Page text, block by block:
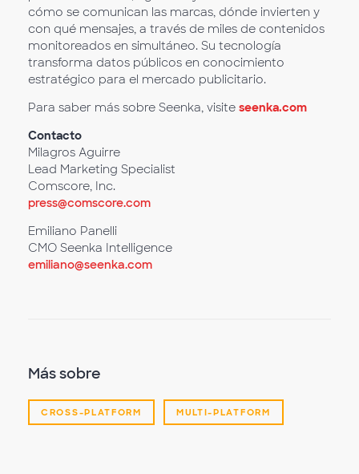
cómo se comunican las marcas, dónde invierten y
con qué mensajes, a través de miles de contenidos
monitoreados en simultáneo. Su tecnología
transforma datos públicos en conocimiento
estratégico para el mercado publicitario.
Para saber más sobre Seenka, visite seenka.com
Contacto
Milagros Aguirre
Lead Marketing Specialist
Comscore, Inc.
press@comscore.com
Emiliano Panelli
CMO Seenka Intelligence
emiliano@seenka.com
Más sobre
CROSS-PLATFORM MULTI-PLATFORM